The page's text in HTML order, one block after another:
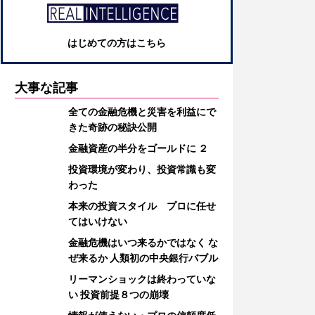
はじめての方はこちら
大事な記事
全ての金融危機と災害を利益にで
きた奇跡の秘訣公開
金融資産の半分をゴールドに ２
投資環境が変わり、投資常識も変
わった
本来の投資スタイル プロに任せ
てはいけない
金融危機はいつ来るかではなく な
ぜ来るか 人類初の中央銀行バブル
リーマンショックは終わっていな
い 投資前提８つの崩壊